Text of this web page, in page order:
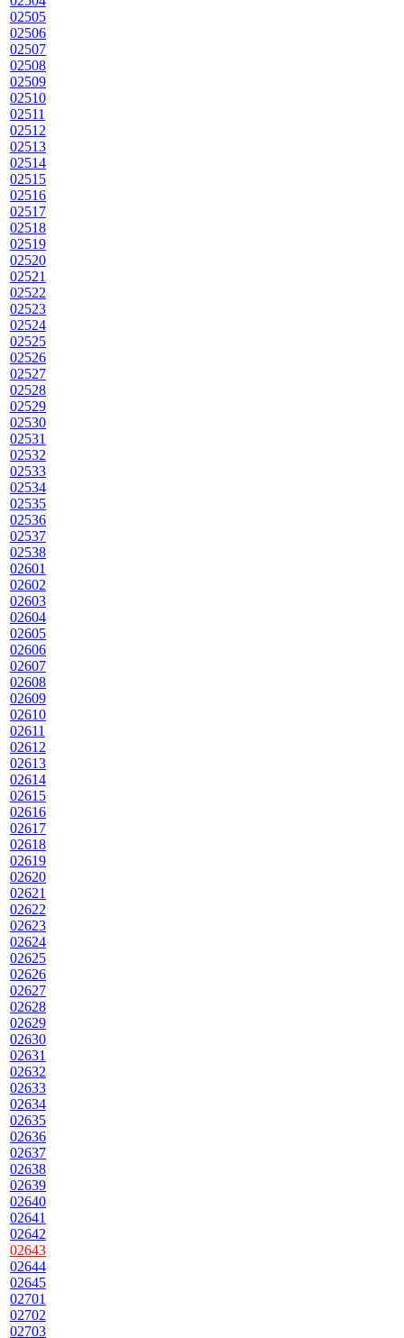
02505
02506
02507
02508
02509
02510
02511
02512
02513
02514
02515
02516
02517
02518
02519
02520
02521
02522
02523
02524
02525
02526
02527
02528
02529
02530
02531
02532
02533
02534
02535
02536
02537
02538
02601
02602
02603
02604
02605
02606
02607
02608
02609
02610
02611
02612
02613
02614
02615
02616
02617
02618
02619
02620
02621
02622
02623
02624
02625
02626
02627
02628
02629
02630
02631
02632
02633
02634
02635
02636
02637
02638
02639
02640
02641
02642
02643
02644
02645
02701
02702
02703